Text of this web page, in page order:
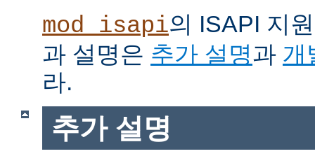
mod_isapi의 ISAPI 지
과 설명은 추가 설명과 개
라.
추가 설명